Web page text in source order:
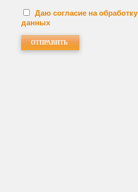
Даю согласие на обработку
данных